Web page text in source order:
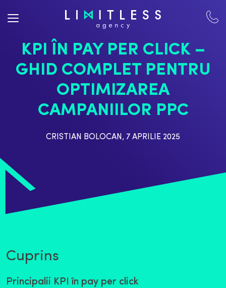
KPI ÎN PAY PER CLICK –
GHID COMPLET PENTRU
OPTIMIZAREA
CAMPANIILOR PPC
CRISTIAN BOLOCAN , 7 APRILIE 2025
Cuprins
Principalii KPI în pay per click